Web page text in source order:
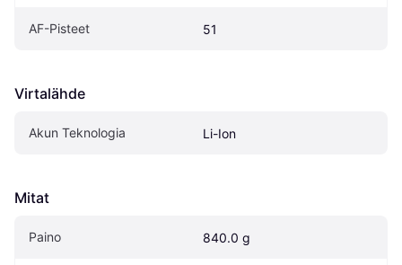
AF-Pisteet 51
Virtalähde
Akun Teknologia Li-Ion
Mitat
Paino 840.0 g